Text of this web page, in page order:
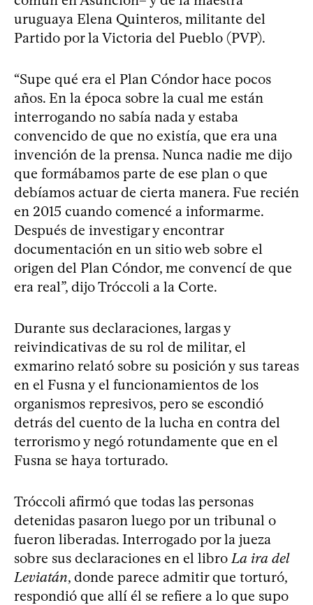
uruguaya Elena Quinteros, militante del
Partido por la Victoria del Pueblo (PVP).
“Supe qué era el Plan Cóndor hace pocos
años. En la época sobre la cual me están
interrogando no sabía nada y estaba
convencido de que no existía, que era una
invención de la prensa. Nunca nadie me dijo
que formábamos parte de ese plan o que
debíamos actuar de cierta manera. Fue recién
en 2015 cuando comencé a informarme.
Después de investigar y encontrar
documentación en un sitio web sobre el
origen del Plan Cóndor, me convencí de que
era real”, dijo Tróccoli a la Corte.
Durante sus declaraciones, largas y
reivindicativas de su rol de militar, el
exmarino relató sobre su posición y sus tareas
en el Fusna y el funcionamientos de los
organismos represivos, pero se escondió
detrás del cuento de la lucha en contra del
terrorismo y negó rotundamente que en el
Fusna se haya torturado.
Tróccoli afirmó que todas las personas
detenidas pasaron luego por un tribunal o
fueron liberadas. Interrogado por la jueza
sobre sus declaraciones en el libro La ira del
Leviatán, donde parece admitir que torturó,
respondió que allí él se refiere a lo que supo